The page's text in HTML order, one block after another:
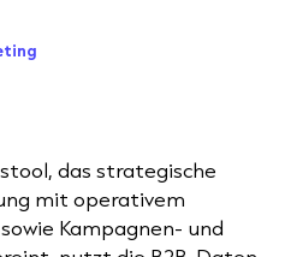
das strategische
mit operativem
Kampagnen- und